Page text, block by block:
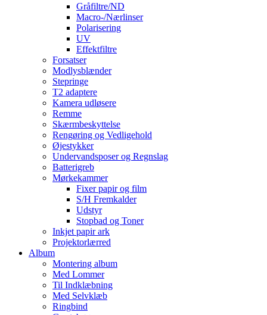
Gråfiltre/ND
Macro-/Nærlinser
Polarisering
UV
Effektfiltre
Forsatser
Modlysblænder
Stepringe
T2 adaptere
Kamera udløsere
Remme
Skærmbeskyttelse
Rengøring og Vedligehold
Øjestykker
Undervandsposer og Regnslag
Batterigreb
Mørkekammer
Fixer papir og film
S/H Fremkalder
Udstyr
Stopbad og Toner
Inkjet papir ark
Projektorlærred
Album
Montering album
Med Lommer
Til Indklæbning
Med Selvklæb
Ringbind